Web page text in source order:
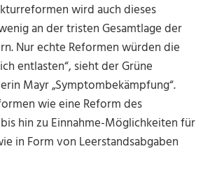
wird auch dieses
an der tristen Gesamtlage der
Nur echte Reformen würden die
entlasten“, sieht der Grüne
Mayr „Symptombekämpfung“.
wie eine Reform des
hin zu Einnahme-Möglichkeiten für
in Form von Leerstandsabgaben